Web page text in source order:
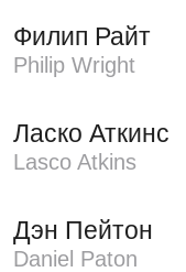
Филип Райт
Philip Wright
Ласко Аткинс
Lasco Atkins
Дэн Пейтон
Daniel Paton